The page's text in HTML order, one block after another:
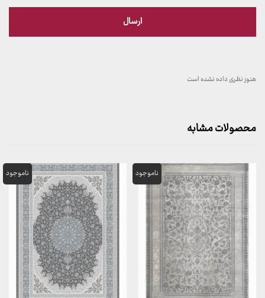
هنوز نظری داده نشده است
محصولات مشابه